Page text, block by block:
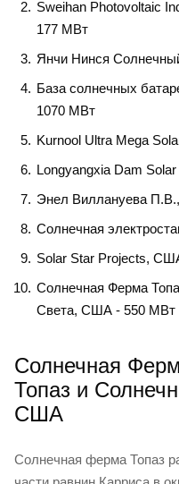
Sweihan Photovoltaic
177 МВт
Янчи Нинся
База солнечных
1070 МВт
Kurnool Ultra Mega
Longyangxia Dam
Энел Виллануева
Солнечная
Solar Star Projects,
Солнечная Ферма
Света, США - 550 МВт
Солнечная
Топаз и
США
Солнечная ферма Топаз